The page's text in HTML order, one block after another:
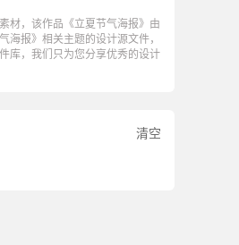
材，该作品《立夏节气海报》由
海报》相关主题的设计源文件，
库，我们只为您分享优秀的设计
清空